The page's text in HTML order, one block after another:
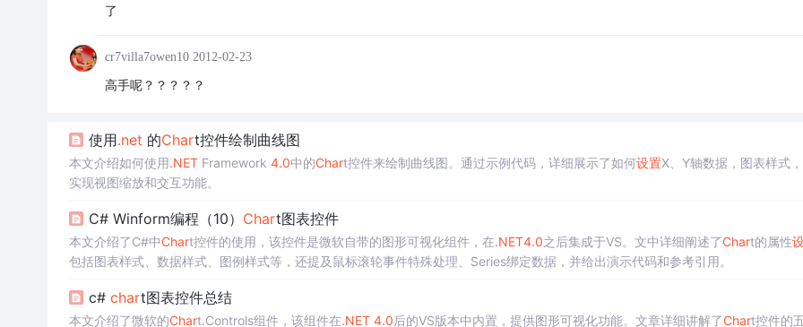
了
cr7villa7owen10 2012-02-23
高手呢？？？？？
使用.net 的Chart控件绘制曲线图
本文介绍如何使用.NETFramework 4.0中的Chart控件来绘制曲线图。通过示例代码，详细展示了如何设置X、Y轴数据，图表样式
实现视图缩放和交互功能。
C# Winform编程（10） Chart图表控件
本文介绍了C#中Chart控件的使用，该控件是微软自带的图形可视化组件，在.NET4.0之后集成于VS。文中详细阐述了Chart的属性
包括图表样式、数据样式、图例样式等，还提及鼠标滚轮事件特殊处理、Series绑定数据，并给出演示代码和参考引用。
c# chart图表控件总结
本文介绍了微软的Chart.Controls组件，该组件在.NET 4.0后的VS版本中内置，提供图形可视化功能。文章详细讲解了Chart控件的